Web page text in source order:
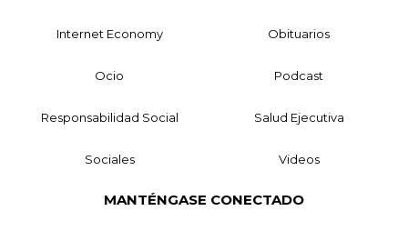
Internet Economy Obituarios
Ocio Podcast
Responsabilidad Social Salud Ejecutiva
Sociales Videos
MANTÉNGASE CONECTADO